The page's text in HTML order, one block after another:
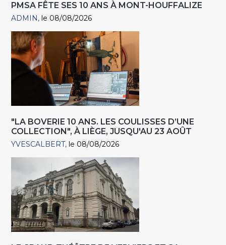
PMSA FÊTE SES 10 ANS À MONT-HOUFFALIZE
ADMIN le 08/08/2026
"LA BOVERIE 10 ANS. LES COULISSES D’UNE
COLLECTION", À LIÈGE, JUSQU'AU 23 AOÛT
YVESCALBERT le 08/08/2026